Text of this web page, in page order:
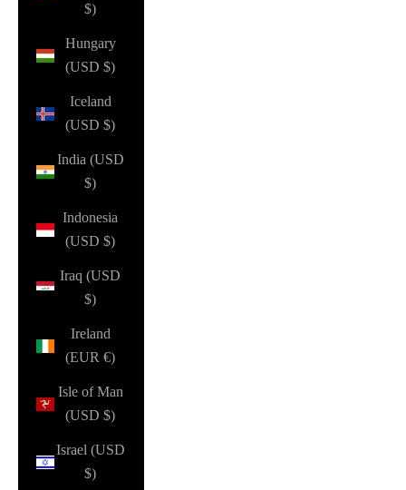
$)
Hungary
(USD $)
Iceland
(USD $)
India (USD
$)
Indonesia
(USD $)
Iraq (USD
$)
Ireland
(EUR €)
Isle of Man
(USD $)
Israel (USD
$)